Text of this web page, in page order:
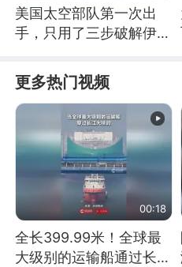
美国太空部队第一次出
手，只用了三步破解伊朗
更多热门视频
00:18
全长399.99米！全球最
大级别的运输船通过长江